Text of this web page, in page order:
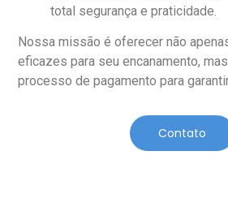
total segurança e praticidade.
Nossa missão é oferecer não
eficazes para seu encanamento,
processo de pagamento para
Contato